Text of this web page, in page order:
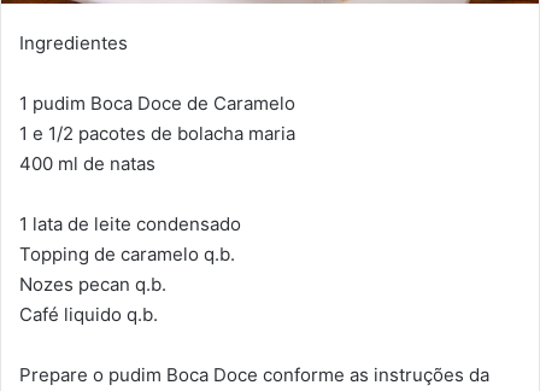
Ingredientes
1 pudim Boca Doce de Caramelo
1 e 1/2 pacotes de bolacha maria
400 ml de natas
1 lata de leite condensado
Topping de caramelo q.b.
Nozes pecan q.b.
Café liquido q.b.
Prepare o pudim Boca Doce conforme as instruções da